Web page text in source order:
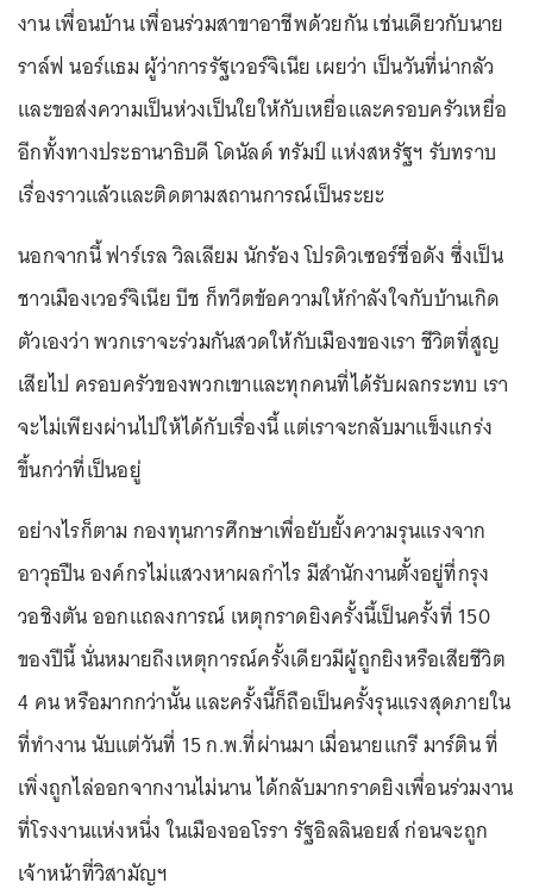
งาน เพื่อนบ้าน เพื่อนร่วมสาขาอาชีพด้วยกัน เช่นเดียวกับนาย
ราล์ฟ นอร์แธม ผู้ว่าการรัฐเวอร์จิเนีย เผยว่า เป็นวันที่น่ากลัว
และขอส่งความเป็นห่วงเป็นใยให้กับเหยื่อและครอบครัวเหยื่อ
อีกทั้งทางประธานาธิบดี โดนัลด์ ทรัมป์ แห่งสหรัฐฯ รับทราบ
เรื่องราวแล้วและติดตามสถานการณ์เป็นระยะ
นอกจากนี้ ฟาร์เรล วิลเลียม นักร้อง โปรดิวเซอร์ชื่อดัง ซึ่งเป็น
ชาวเมืองเวอร์จิเนีย บีช ก็ทวีตข้อความให้กำลังใจกับบ้านเกิด
ตัวเองว่า พวกเราจะร่วมกันสวดให้กับเมืองของเรา ชีวิตที่สูญ
เสียไป ครอบครัวของพวกเขาและทุกคนที่ได้รับผลกระทบ เรา
จะไม่เพียงผ่านไปให้ได้กับเรื่องนี้ แต่เราจะกลับมาแข็งแกร่ง
ขึ้นกว่าที่เป็นอยู่
อย่างไรก็ตาม กองทุนการศึกษาเพื่อยับยั้งความรุนแรงจาก
อาวุธปืน องค์กรไม่แสวงหาผลกำไร มีสำนักงานตั้งอยู่ที่กรุง
วอชิงตัน ออกแถลงการณ์ เหตุกราดยิงครั้งนี้เป็นครั้งที่ 150
ของปีนี้ นั่นหมายถึงเหตุการณ์ครั้งเดียวมีผู้ถูกยิงหรือเสียชีวิต
4 คน หรือมากกว่านั้น และครั้งนี้ก็ถือเป็นครั้งรุนแรงสุดภายใน
ที่ทำงาน นับแต่วันที่ 15 ก.พ.ที่ผ่านมา เมื่อนายแกรี มาร์ติน ที่
เพิ่งถูกไล่ออกจากงานไม่นาน ได้กลับมากราดยิงเพื่อนร่วมงาน
ที่โรงงานแห่งหนึ่ง ในเมืองออโรรา รัฐอิลลินอยส์ ก่อนจะถูก
เจ้าหน้าที่วิสามัญฯ